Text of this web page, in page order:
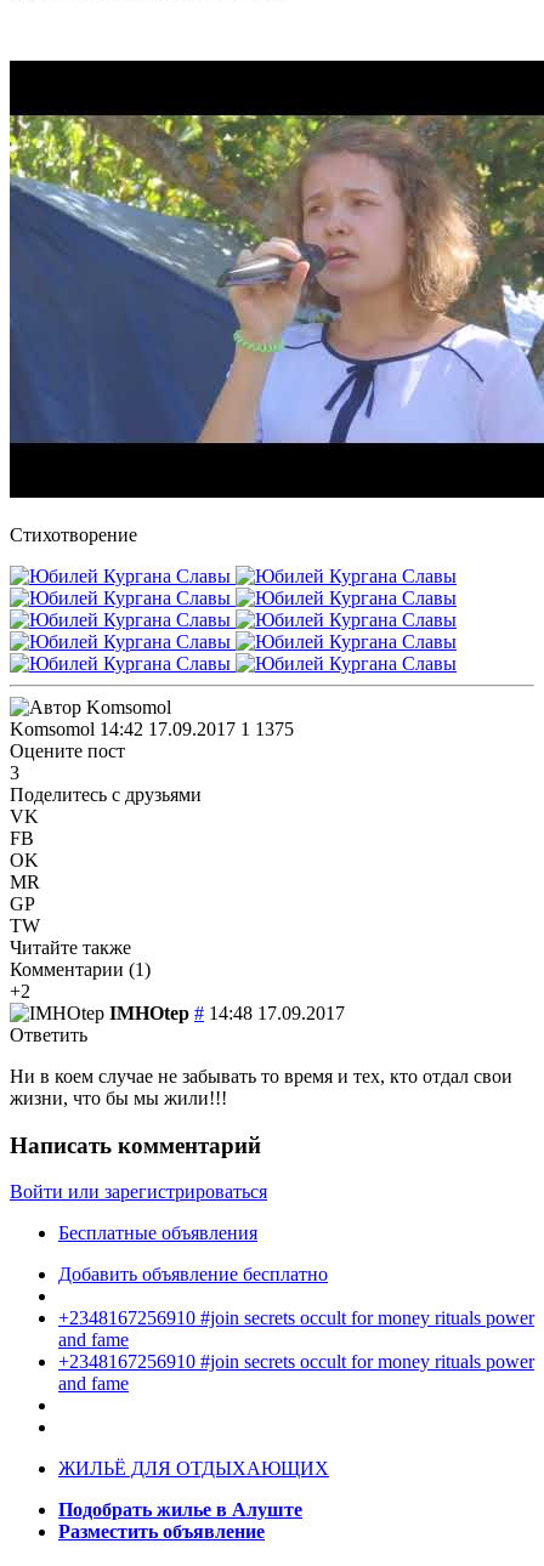
Стихотворение
Komsomol 14:42 17.09.2017 1 1375
Оцените пост
3
Поделитесь с друзьями
VK
FB
OK
MR
GP
TW
Читайте также
Комментарии (1)
+2
IMHOtep # 14:48 17.09.2017
Ответить
Ни в коем случае не забывать то время и тех, кто отдал свои
жизни, что бы мы жили!!!
Написать комментарий
Войти или зарегистрироваться
Бесплатные объявления
Добавить объявление бесплатно
+2348167256910 #join secrets occult for money rituals power
and fame
+2348167256910 #join secrets occult for money rituals power
and fame
ЖИЛЬЁ ДЛЯ ОТДЫХАЮЩИХ
Подобрать жилье в Алуште
Разместить объявление